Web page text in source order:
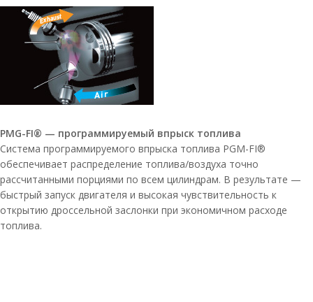
PMG-FI® — программируемый впрыск топлива
Система программируемого впрыска топлива PGM-FI®
обеспечивает распределение топлива/воздуха точно
рассчитанными порциями по всем цилиндрам. В результате —
быстрый запуск двигателя и высокая чувствительность к
открытию дроссельной заслонки при экономичном расходе
топлива.